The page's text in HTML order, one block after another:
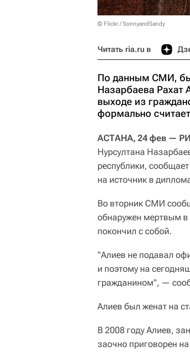
© Flickr / SonnyandSandy
Читать ria.ru в
По данным СМИ,
Назарбаева Рахат
выходе из
формально
АСТАНА, 24 фев —
Нурсултана
республики, сообщает
на источник в
Во вторник СМИ
обнаружен мертвым
покончил с собой.
"Алиев не подавал
и поэтому на
гражданином", —
Алиев был женат на
В 2008 году Алиев,
заочно приговорен